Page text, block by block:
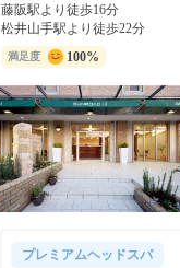
藤阪駅より徒歩16分
松井山手駅より徒歩22分
満足度 100%
プレミアムヘッドスパ